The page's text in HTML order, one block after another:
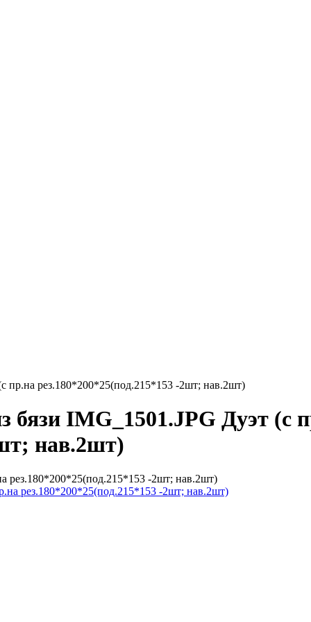
пр.на рез.180*200*25(под.215*153 -2шт; нав.2шт)
бязи IMG_1501.JPG Дуэт (с
нав.2шт)
рез.180*200*25(под.215*153 -2шт; нав.2шт)